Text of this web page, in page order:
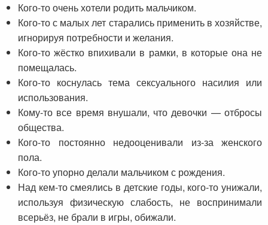
Кого-то очень хотели родить мальчиком.
Кого-то с малых лет старались применить в хозяйстве,
игнорируя потребности и желания.
Кого-то жёстко впихивали в рамки, в которые она не
помещалась.
Кого-то коснулась тема сексуального насилия или
использования.
Кому-то все время внушали, что девочки — отбросы
общества.
Кого-то постоянно недооценивали из-за женского
пола.
Кого-то упорно делали мальчиком с рождения.
Над кем-то смеялись в детские годы, кого-то унижали,
используя физическую слабость, не воспринимали
всерьёз, не брали в игры, обижали.